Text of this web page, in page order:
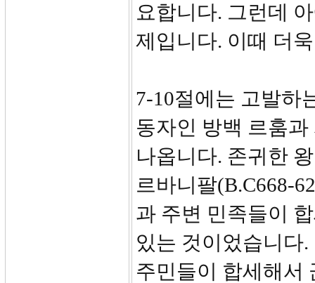
요합니다. 그런데
제입니다. 이때 더
7-10절에는 고발하
동자인 방백 르훔
나옵니다. 존귀한
르바니팔(B.C668-
과 주변 민족들이
있는 것이었습니다
주민들이 합세해서